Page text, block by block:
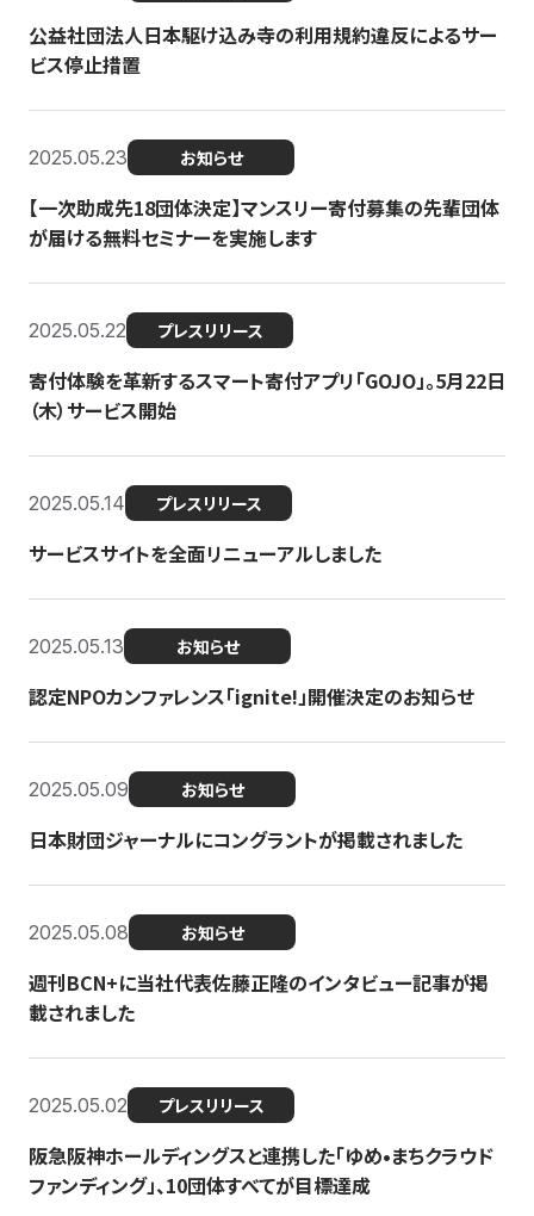
公益社団法人日本駆け込み寺の利用規約違反によるサー
ビス停止措置
2025.05.23 お知らせ
【一次助成先18団体決定】マンスリー寄付募集の先輩団体
が届ける無料セミナーを実施します
2025.05.22 プレスリリース
寄付体験を革新するスマート寄付アプリ「GOJO」。5月22日
（木）サービス開始
2025.05.14 プレスリリース
サービスサイトを全面リニューアルしました
2025.05.13 お知らせ
認定NPOカンファレンス「ignite!」開催決定のお知らせ
2025.05.09 お知らせ
日本財団ジャーナルにコングラントが掲載されました
2025.05.08 お知らせ
週刊BCN+に当社代表佐藤正隆のインタビュー記事が掲
載されました
2025.05.02 プレスリリース
阪急阪神ホールディングスと連携した「ゆめ•まちクラウド
ファンディング」、10団体すべてが目標達成